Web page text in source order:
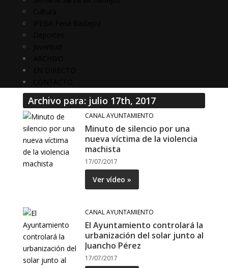
Archivo para: julio 17th, 2017
CANAL AYUNTAMIENTO
Minuto de silencio por una
nueva víctima de la violencia
machista
17/07/2017
Ver vídeo »
CANAL AYUNTAMIENTO
El Ayuntamiento controlará la
urbanización del solar junto al
Juancho Pérez
17/07/2017